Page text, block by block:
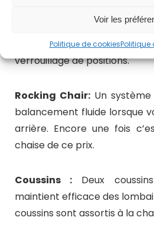
Voir les
Politique de cookiesPolitique
Balancement :Jusqu’à
verrouillage de positions.
Rocking Chair: Un
balancement fluide lorsque
arrière. Encore une fois
chaise de ce prix.
Coussins : Deux
maintient efficace des
coussins sont assortis à la